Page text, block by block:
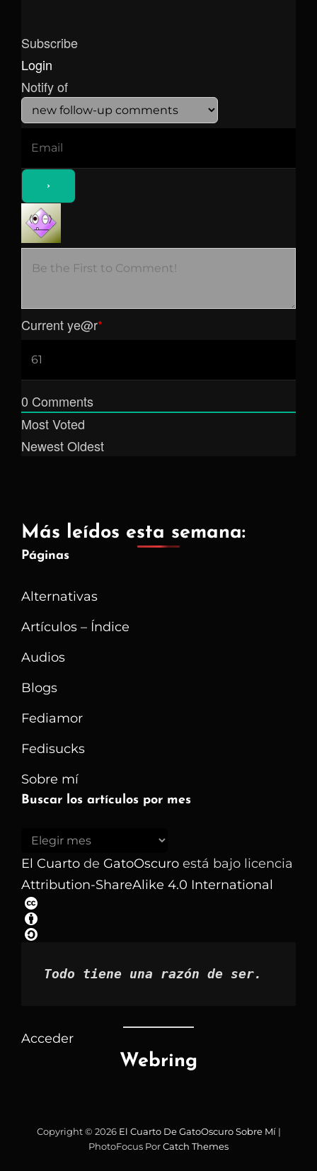
Subscribe
Login
Notify of
Current ye@r*
0 Comments
Most Voted
NewestOldest
Más leídos esta semana:
Páginas
Alternativas
Artículos – Índice
Audios
Blogs
Fediamor
Fedisucks
Sobre mí
Buscar los artículos por mes
Buscar
los
artículos
por
mes
El Cuarto de GatoOscuro está bajo licencia
Attribution-ShareAlike 4.0 International
Todo tiene una razón de ser.
Acceder
Webring
Copyright © 2026 El Cuarto De GatoOscuro Sobre Mí|
PhotoFocus PorCatch Themes